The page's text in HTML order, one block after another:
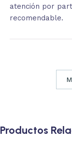
atención por
recomendable.
Productos